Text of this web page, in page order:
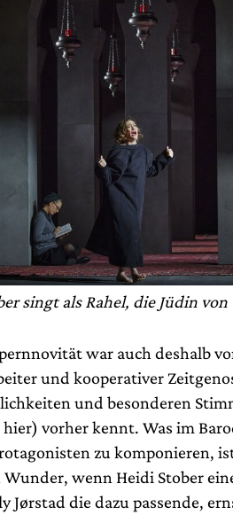
singt als Rahel, die Jüdin
war auch deshalb
und kooperativer
und besonderen
vorher kennt. Was im
zu komponieren,
Wunder, wenn Heidi Stober
Jørstad die dazu passende,